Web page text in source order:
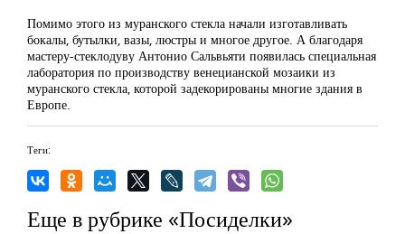
Помимо этого из муранского стекла начали изготавливать
бокалы, бутылки, вазы, люстры и многое другое. А благодаря
мастеру-стеклодуву Антонио Сальвьяти появилась специальная
лаборатория по производству венецианской мозаики из
муранского стекла, которой задекорированы многие здания в
Европе.
Теги:
Еще в рубрике «Посиделки»